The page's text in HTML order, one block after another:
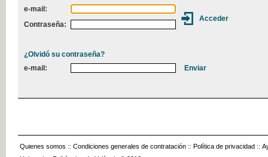
e-mail:
Contraseña:
¿Olvidó su contraseña?
e-mail:
Quienes somos :: Condiciones generales de contratación :: Política de privacidad ::